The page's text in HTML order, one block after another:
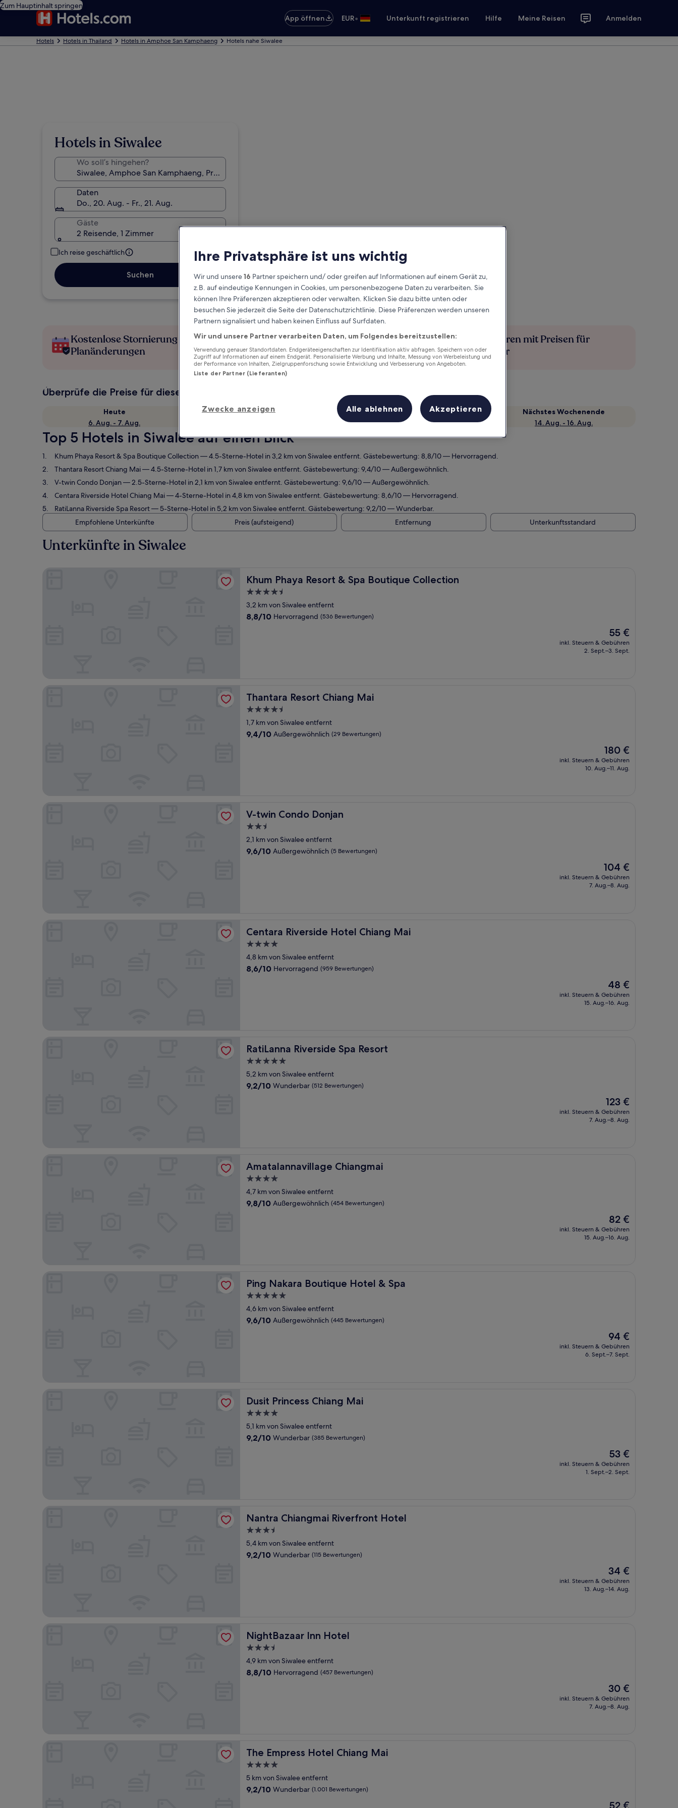
Zum Hauptinhalt springen
App öffnen
EUR• Unterkunft registrieren Hilfe Meine Reisen Anmelden
Hotels Hotels in Thailand Hotels in Amphoe San Kamphaeng Hotels nahe Siwalee
Hotels in Siwalee
Wo soll’s hingehen?
Daten
Do., 20. Aug. - Fr., 21. Aug.
Gäste
2 Reisende, 1 Zimmer
Ich reise geschäftlich
Suchen
Kostenlose Stornierung bei
Planänderungen
Verdiene Prämien für jede
wahrgenommene Übernachtung
Mehr sparen mit Preisen für
Mitglieder
Überprüfe die Preise für diese Daten
Heute
6. Aug. - 7. Aug.
Morgen
Dieses Wochenende
7. Aug. - 9. Aug.
Nächstes Wochenende
14. Aug. - 16. Aug.
Top 5 Hotels in Siwalee auf einen Blick
Khum Phaya Resort & Spa Boutique Collection— 4.5-Sterne-Hotel in 3,2 km von Siwalee entfernt. Gästebewertung: 8,8/10 — Hervorragend.
Thantara Resort Chiang Mai— 4.5-Sterne-Hotel in 1,7 km von Siwalee entfernt. Gästebewertung: 9,4/10 — Außergewöhnlich.
V-twin Condo Donjan— 2.5-Sterne-Hotel in 2,1 km von Siwalee entfernt. Gästebewertung: 9,6/10 — Außergewöhnlich.
Centara Riverside Hotel Chiang Mai— 4-Sterne-Hotel in 4,8 km von Siwalee entfernt. Gästebewertung: 8,6/10 — Hervorragend.
RatiLanna Riverside Spa Resort— 5-Sterne-Hotel in 5,2 km von Siwalee entfernt. Gästebewertung: 9,2/10 — Wunderbar.
Empfohlene Unterkünfte
Preis (aufsteigend) Entfernung Unterkunftsstandard
Unterkünfte in Siwalee
Khum Phaya Resort & Spa Boutique Collection
Khum Phaya Resort & Spa Boutique Collection
4.5-
Sterne-
Unterkunft
3,2 km von Siwalee entfernt
8.8
8,8/10 Hervorragend (536 Bewertungen)
Der
Preis
beträgt
55 €
inkl. Steuern & Gebühren
2. Sept.–3. Sept.
Thantara Resort Chiang Mai
Thantara Resort Chiang Mai
4.5-
Sterne-
Unterkunft
1,7 km von Siwalee entfernt
9.4
9,4/10 Außergewöhnlich (29 Bewertungen)
Der
Preis
beträgt
180 €
inkl. Steuern & Gebühren
10. Aug.–11. Aug.
Thantara Resort Chiang Mai
V-twin Condo Donjan
V-twin Condo Donjan
2.5-
Sterne-
Unterkunft
2,1 km von Siwalee entfernt
9.6
9,6/10 Außergewöhnlich (5 Bewertungen)
Der
Preis
beträgt
104 €
inkl. Steuern & Gebühren
7. Aug.–8. Aug.
Centara Riverside Hotel Chiang Mai
Centara Riverside Hotel Chiang Mai
4.0-
Sterne-
Unterkunft
4,8 km von Siwalee entfernt
8.6
8,6/10 Hervorragend (959 Bewertungen)
Der
Preis
beträgt
48 €
inkl. Steuern & Gebühren
15. Aug.–16. Aug.
Centara Riverside Hotel Chiang Mai
RatiLanna Riverside Spa Resort
RatiLanna Riverside Spa Resort
5.0-
Sterne-
Unterkunft
5,2 km von Siwalee entfernt
9.2
9,2/10 Wunderbar (512 Bewertungen)
Der
Preis
beträgt
123 €
inkl. Steuern & Gebühren
7. Aug.–8. Aug.
Amatalannavillage Chiangmai
Amatalannavillage Chiangmai
4.0-
Sterne-
Unterkunft
4,7 km von Siwalee entfernt
9.8
9,8/10 Außergewöhnlich (454 Bewertungen)
Der
Preis
beträgt
82 €
inkl. Steuern & Gebühren
15. Aug.–16. Aug.
Amatalannavillage Chiangmai
Ping Nakara Boutique Hotel & Spa
Ping Nakara Boutique Hotel & Spa
5.0-
Sterne-
Unterkunft
4,6 km von Siwalee entfernt
9.6
9,6/10 Außergewöhnlich (445 Bewertungen)
Der
Preis
beträgt
94 €
inkl. Steuern & Gebühren
6. Sept.–7. Sept.
Dusit Princess Chiang Mai
Dusit Princess Chiang Mai
4.0-
Sterne-
Unterkunft
5,1 km von Siwalee entfernt
9.2
9,2/10 Wunderbar (385 Bewertungen)
Der
Preis
beträgt
53 €
inkl. Steuern & Gebühren
1. Sept.–2. Sept.
Dusit Princess Chiang Mai
Nantra Chiangmai Riverfront Hotel
Nantra Chiangmai Riverfront Hotel
3.5-
Sterne-
Unterkunft
5,4 km von Siwalee entfernt
9.2
9,2/10 Wunderbar (115 Bewertungen)
Der
Preis
beträgt
34 €
inkl. Steuern & Gebühren
13. Aug.–14. Aug.
NightBazaar Inn Hotel
NightBazaar Inn Hotel
3.5-
Sterne-
Unterkunft
4,9 km von Siwalee entfernt
8.8
8,8/10 Hervorragend (457 Bewertungen)
Der
Preis
beträgt
30 €
inkl. Steuern & Gebühren
7. Aug.–8. Aug.
NightBazaar Inn Hotel
The Empress Hotel Chiang Mai
The Empress Hotel Chiang Mai
4.0-
Sterne-
Unterkunft
5 km von Siwalee entfernt
9.2
9,2/10 Wunderbar (1.001 Bewertungen)
Der
52 €
Ihre Privatsphäre ist uns wichtig
Wir und unsere16 Partner speichern und/ oder greifen auf Informationen auf einem Gerät zu,
z.B. auf eindeutige Kennungen in Cookies, um personenbezogene Daten zu verarbeiten. Sie
können Ihre Präferenzen akzeptieren oder verwalten. Klicken Sie dazu bitte unten oder
besuchen Sie jederzeit die Seite der Datenschutzrichtlinie. Diese Präferenzen werden unseren
Partnern signalisiert und haben keinen Einfluss auf Surfdaten.
Wir und unsere Partner verarbeiten Daten, um Folgendes bereitzustellen:
Verwendung genauer Standortdaten. Endgeräteeigenschaften zur Identifikation aktiv abfragen. Speichern von oder
Zugriff auf Informationen auf einem Endgerät. Personalisierte Werbung und Inhalte, Messung von Werbeleistung und
der Performance von Inhalten, Zielgruppenforschung sowie Entwicklung und Verbesserung von Angeboten.
Liste der Partner (Lieferanten)
Zwecke anzeigen Alle ablehnen Akzeptieren